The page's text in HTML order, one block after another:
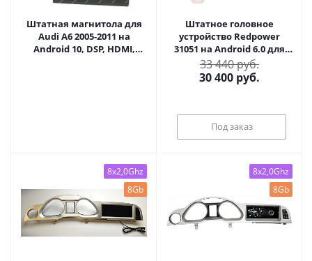
Штатная магнитола для
Audi A6 2005-2011 на
Android 10, DSP, HDMI,
Штатное головное
устройство Redpower
31051 на Android 6.0 для
Audi A6 (2004-2008) и Audi
Q7 (2006-2009)
33 440 руб.
30 400 руб.
Под заказ
8x2,0Ghz
8Gb
8x2,0Ghz
8Gb